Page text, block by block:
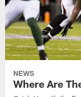
NEWS
Where Are